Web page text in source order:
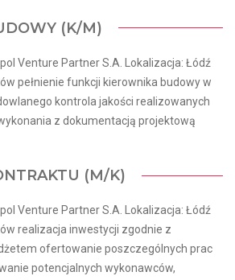
(K/M)
Venture Partner S.A. Lokalizacja: Łódź
pełnienie funkcji kierownika budowy w
kontrola jakości realizowanych
z dokumentacją projektową
(M/K)
Venture Partner S.A. Lokalizacja: Łódź
realizacja inwestycji zgodnie z
ofertowanie poszczególnych prac
potencjalnych wykonawców,